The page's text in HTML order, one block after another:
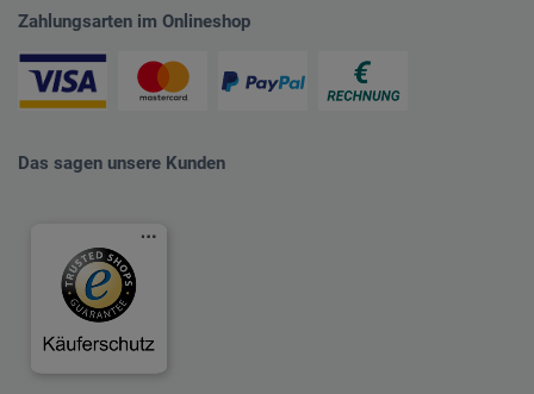
Zahlungsarten im Onlineshop
Das sagen unsere Kunden